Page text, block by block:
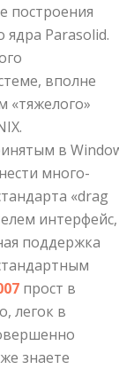
построения
Parasolid.
вполне
«тяжелого»
в
много­
«drag
интерфейс,
поддержка
прост в
легок в
знаете